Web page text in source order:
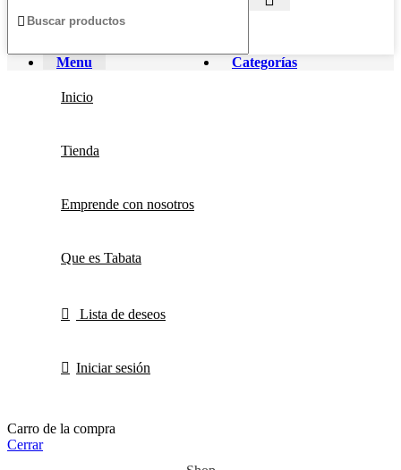
Menu Categorías
Inicio
Tienda
Emprende con nosotros
Que es Tabata
Lista de deseos
Iniciar sesión
Carro de la compra
Cerrar